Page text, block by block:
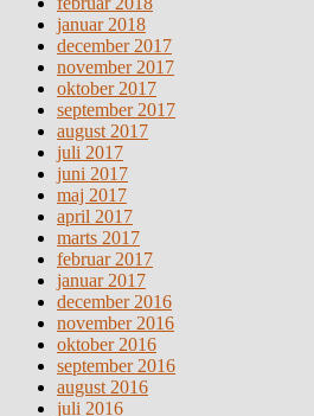
januar 2018
december 2017
november 2017
oktober 2017
september 2017
august 2017
juli 2017
juni 2017
maj 2017
april 2017
marts 2017
februar 2017
januar 2017
december 2016
november 2016
oktober 2016
september 2016
august 2016
juli 2016